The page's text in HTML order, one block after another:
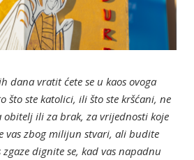
dana vratit ćete se u kaos ovoga
što ste katolici, ili što ste kršćani, ne
obitelj ili za brak, za vrijednosti koje
vas zbog milijun stvari, ali budite
dignite se, kad vas napadnu